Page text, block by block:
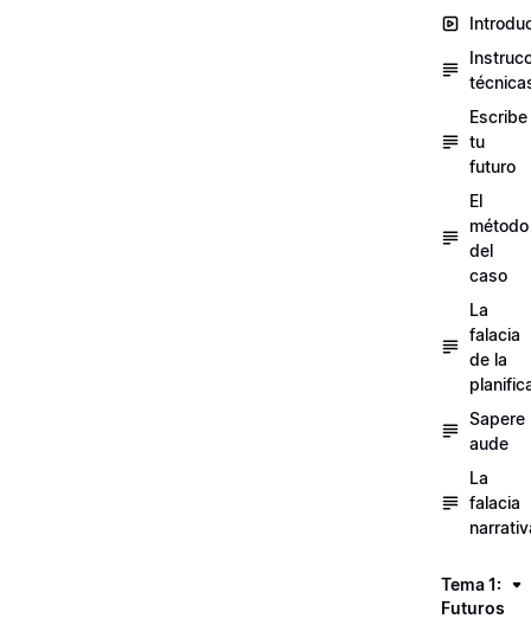
Escribe
tu
futuro
El
método
del
caso
La
falacia
de la
Sapere
aude
La
falacia
Tema 1:
Futuros